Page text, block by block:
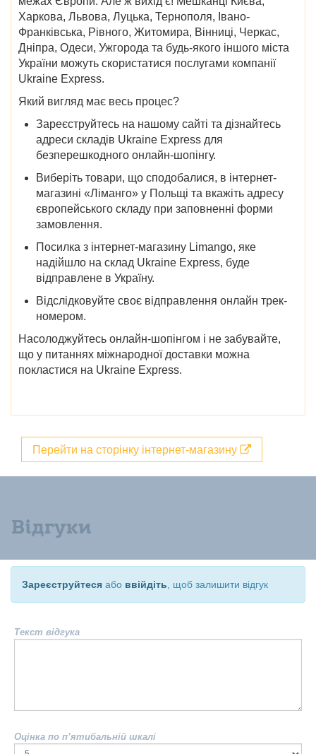
Харкова, Львова, Луцька, Тернополя, Івано-
Франківська, Рівного, Житомира, Вінниці, Черкас,
Дніпра, Одеси, Ужгорода та будь-якого іншого міста
України можуть скористатися послугами компанії
Ukraine Express.
Який вигляд має весь процес?
Зареєструйтесь на нашому сайті та дізнайтесь
адреси складів Ukraine Express для
безперешкодного онлайн-шопінгу.
Виберіть товари, що сподобалися, в інтернет-
магазині «Ліманго» у Польщі та вкажіть адресу
європейського складу при заповненні форми
замовлення.
Посилка з інтернет-магазину Limango, яке
надійшло на склад Ukraine Express, буде
відправлене в Україну.
Відслідковуйте своє відправлення онлайн трек-
номером.
Насолоджуйтесь онлайн-шопінгом і не забувайте,
що у питаннях міжнародної доставки можна
покластися на Ukraine Express.
Перейти на сторінку інтернет-магазину
Відгуки
Зареєструйтеся або ввійдіть , щоб залишити відгук
Текст відгука
Оцінка по п’ятибальній шкалі